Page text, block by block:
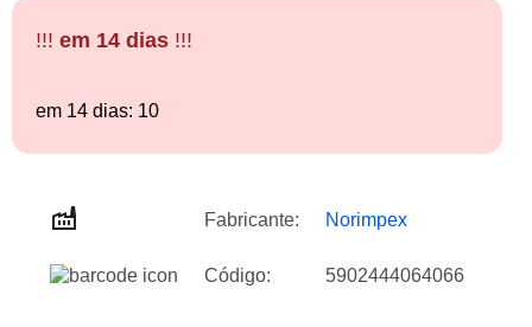
!!! em 14 dias !!!
em 14 dias: 10
Fabricante: Norimpex
Código: 5902444064066